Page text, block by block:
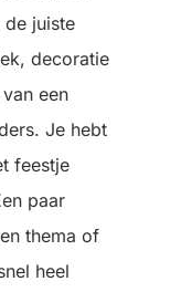
juiste
decoratie
een
Je hebt
feestje
paar
thema of
heel